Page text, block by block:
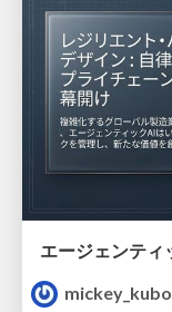
mickey_kubo